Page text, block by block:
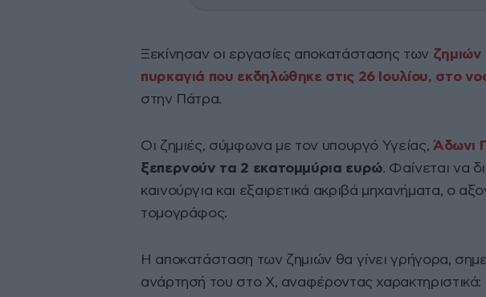
Ξεκίνησαν οι εργασίες αποκατάστασης των ζημιών
πυρκαγιά που εκδηλώθηκε στις 26 Ιουλίου, στο
στην Πάτρα.
Οι ζημιές, σύμφωνα με τον υπουργό Υγείας, Άδωνι
ξεπερνούν τα 2 εκατομμύρια ευρώ. Φαίνεται να
καινούργια και εξαιρετικά ακριβά μηχανήματα, ο
τομογράφος.
Η αποκατάσταση των ζημιών θα γίνει γρήγορα,
ανάρτησή του στο Χ, αναφέροντας χαρακτηριστικά: